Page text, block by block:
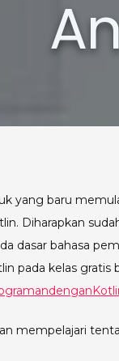
yang baru
Diharapkan
dasar bahasa
pada kelas gratis
mempelajari